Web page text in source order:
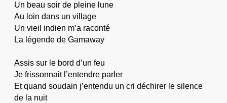
Un beau soir de pleine lune
Au loin dans un village
Un vieil indien m’a raconté
La légende de Gamaway
Assis sur le bord d’un feu
Je frissonnait l’entendre parler
Et quand soudain j’entendu un cri déchirer le silence
de la nuit